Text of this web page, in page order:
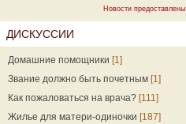
Новости
ДИСКУССИИ
Домашние помощники [1]
Звание должно быть почетным [1]
Как пожаловаться на врача? [111]
Жилье для матери-одиночки [187]